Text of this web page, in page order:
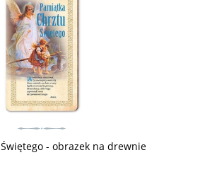
- obrazek na drewnie